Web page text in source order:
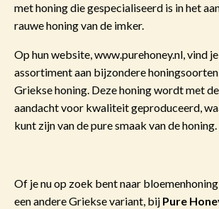
met honing die gespecialiseerd is in het
rauwe honing van de imker.
Op hun website, www.purehoney.nl, vind
assortiment aan bijzondere
Griekse honing. Deze honing wordt met
aandacht voor kwaliteit geproduceerd,
kunt zijn van de pure smaak van de honing.
Of je nu op zoek bent naar
een andere Griekse variant, bij Pure